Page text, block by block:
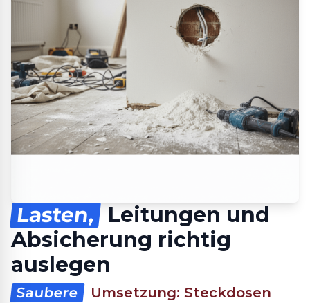
Lasten,
Leitungen und
Absicherung richtig
auslegen
Saubere
Umsetzung: Steckdosen